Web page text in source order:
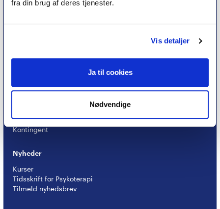
fra din brug af deres tjenester.
Vis detaljer
Ja til cookies
Nødvendige
Psykoterapi
Ofte stillede spørgsmål
Psykoterapeuter nær dig
Medlemskab
Medlemsfordele
Kontingent
Nyheder
Kurser
Tidsskrift for Psykoterapi
Tilmeld nyhedsbrev